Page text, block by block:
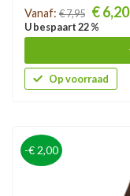
Prijs
Vanaf: € 7,95 € 6,20
U bespaart 22 %
Op voorraad
-€ 2,00